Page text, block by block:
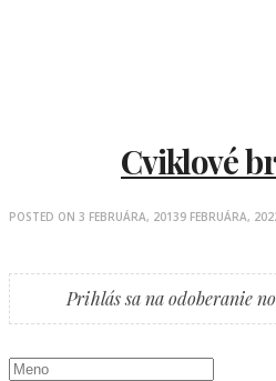
Cviklové
POSTED ON 3 FEBRUÁRA, 20139 FEBRUÁRA,
Prihlás sa na odoberanie